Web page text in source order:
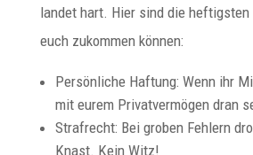
landet hart. Hier sind die heftigsten
euch zukommen können:
Persönliche Haftung: Wenn ihr
mit eurem Privatvermögen dran
Strafrecht: Bei groben Fehlern
Knast. Kein Witz!